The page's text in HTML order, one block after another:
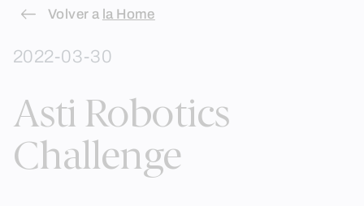
Skip
content
Volver a la Home
2022-03-30
Asti Robotics
Challenge